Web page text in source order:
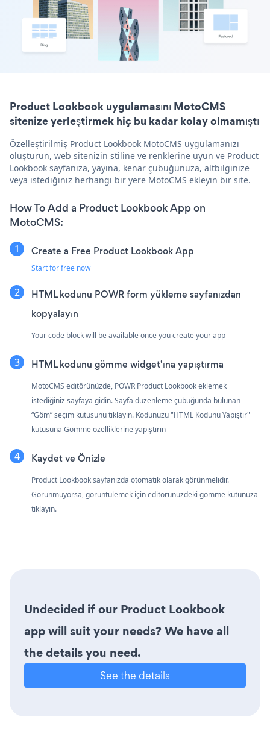
Product Lookbook uygulamasını MotoCMS
sitenize yerleştirmek hiç bu kadar kolay olmamıştı
Özelleştirilmiş Product Lookbook MotoCMS uygulamanızı
oluşturun, web sitenizin stiline ve renklerine uyun ve Product
Lookbook sayfanıza, yayına, kenar çubuğunuza, altbilginize
veya istediğiniz herhangi bir yere MotoCMS ekleyin bir site.
How To Add a Product Lookbook App on
MotoCMS:
Create a Free Product Lookbook App
Start for free now
HTML kodunu POWR form yükleme sayfanızdan
kopyalayın
Your code block will be available once you create your app
HTML kodunu gömme widget'ına yapıştırma
MotoCMS editörünüzde, POWR Product Lookbook eklemek
istediğiniz sayfaya gidin. Sayfa düzenleme çubuğunda bulunan
“Göm” seçim kutusunu tıklayın. Kodunuzu "HTML Kodunu Yapıştır"
kutusuna Gömme özelliklerine yapıştırın
Kaydet ve Önizle
Product Lookbook sayfanızda otomatik olarak görünmelidir.
Görünmüyorsa, görüntülemek için editörünüzdeki gömme kutunuza
tıklayın.
Undecided if our Product Lookbook
app will suit your needs? We have all
the details you need.
See the details